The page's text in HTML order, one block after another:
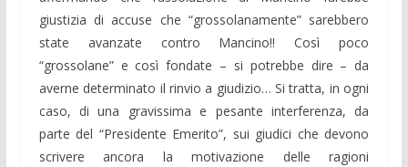
giustizia di accuse che “grossolanamente” sarebbero
state avanzate contro Mancino!! Così poco
“grossolane” e così fondate – si potrebbe dire – da
averne determinato il rinvio a giudizio… Si tratta, in ogni
caso, di una gravissima e pesante interferenza, da
parte del “Presidente Emerito”, sui giudici che devono
scrivere ancora la motivazione delle ragioni